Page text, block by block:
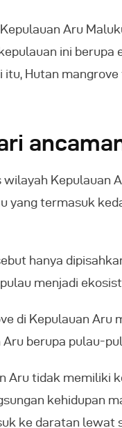
Aru
ini
itu, Hutan
Kepulauan
yang termasuk
hanya
menjadi
di Kepulauan
berupa pulau-
Aru tidak memiliki
kehidupan
ke daratan